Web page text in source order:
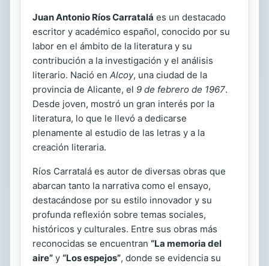
Juan Antonio Ríos Carratalá es un destacado
escritor y académico español, conocido por su
labor en el ámbito de la literatura y su
contribución a la investigación y el análisis
literario. Nació en Alcoy, una ciudad de la
provincia de Alicante, el 9 de febrero de 1967.
Desde joven, mostró un gran interés por la
literatura, lo que le llevó a dedicarse
plenamente al estudio de las letras y a la
creación literaria.
Ríos Carratalá es autor de diversas obras que
abarcan tanto la narrativa como el ensayo,
destacándose por su estilo innovador y su
profunda reflexión sobre temas sociales,
históricos y culturales. Entre sus obras más
reconocidas se encuentran “La memoria del
aire” y “Los espejos”, donde se evidencia su